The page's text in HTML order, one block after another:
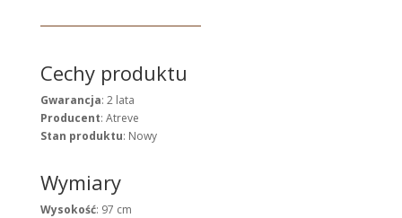
Cechy produktu
Gwarancja: 2 lata
Producent: Atreve
Stan produktu: Nowy
Wymiary
Wysokość: 97 cm